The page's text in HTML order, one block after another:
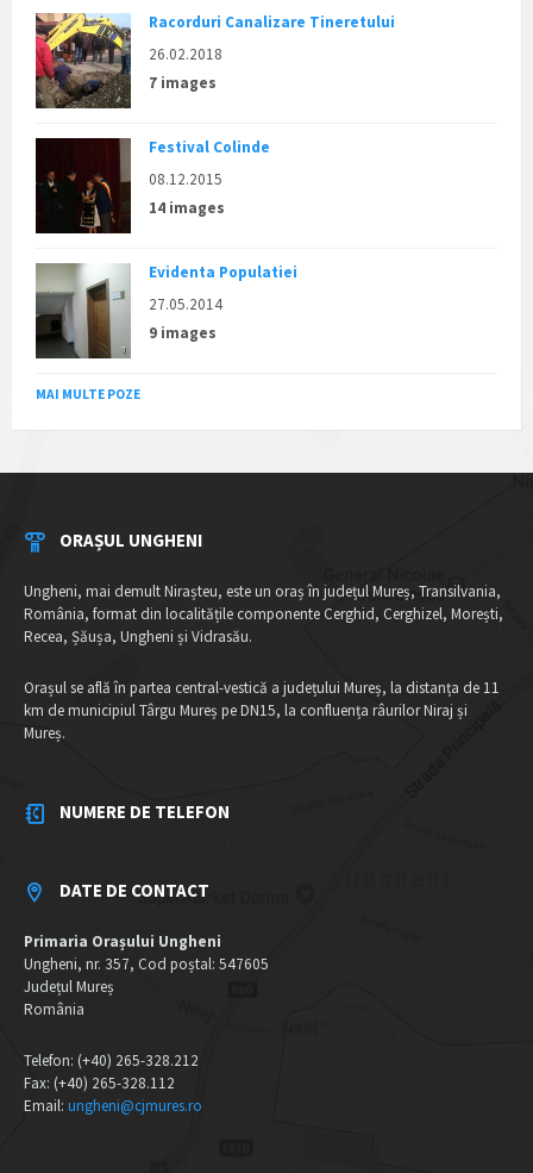
Racorduri Canalizare Tineretului
26.02.2018
7 images
Festival Colinde
08.12.2015
14 images
Evidenta Populatiei
27.05.2014
9 images
MAI MULTE POZE
ORAȘUL UNGHENI
Ungheni, mai demult Nirașteu, este un oraș în județul Mureș, Transilvania,
România, format din localitățile componente Cerghid, Cerghizel, Morești,
Recea, Șăușa, Ungheni și Vidrasău.
Orașul se află în partea central-vestică a județului Mureș, la distanța de 11
km de municipiul Târgu Mureș pe DN15, la confluența râurilor Niraj și
Mureș.
NUMERE DE TELEFON
DATE DE CONTACT
Primaria Orașului Ungheni
Ungheni, nr. 357, Cod poștal: 547605
Județul Mureș
România
Telefon: (+40) 265-328.212
Fax: (+40) 265-328.112
Email: ungheni@cjmures.ro